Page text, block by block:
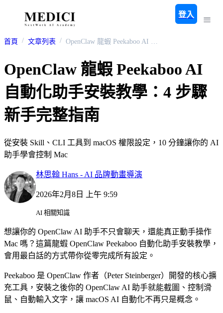
登入
首頁 文章列表 OpenClaw 龍蝦 Peekaboo AI 自動化助手安裝教學：4 步驟新手完整指南
OpenClaw 龍蝦 Peekaboo AI
自動化助手安裝教學：4 步驟
新手完整指南
從安裝 Skill、CLI 工具到 macOS 權限設定，10 分鐘讓你的 AI
助手學會控制 Mac
林思翰 Hans - AI 品牌動畫導演
2026年2月8日 上午 9:59
AI 相關知識
想讓你的 OpenClaw AI 助手不只會聊天，還能真正動手操作
Mac 嗎？這篇龍蝦 OpenClaw Peekaboo 自動化助手安裝教學，
會用最白話的方式帶你從零完成所有設定。
Peekaboo 是 OpenClaw 作者（Peter Steinberger）開發的核心擴
充工具，安裝之後你的 OpenClaw AI 助手就能截圖、控制滑
鼠、自動輸入文字，讓 macOS AI 自動化不再只是概念。